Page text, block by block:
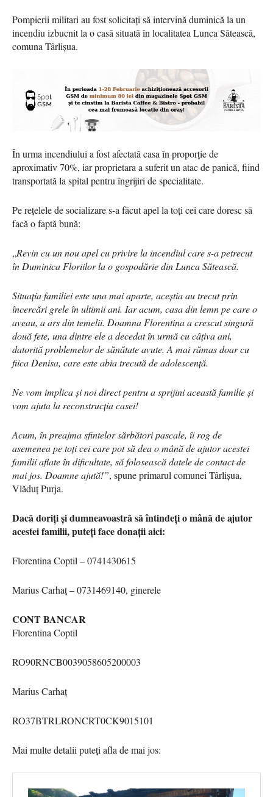
Pompierii militari au fost solicitați să intervină duminică la un
incendiu izbucnit la o casă situată în localitatea Lunca Sătească,
comuna Târlișua.
În urma incendiului a fost afectată casa în proporție de
aproximativ 70%, iar proprietara a suferit un atac de panică, fiind
transportată la spital pentru îngrijiri de specialitate.
Pe rețelele de socializare s-a făcut apel la toți cei care doresc să
facă o faptă bună:
„Revin cu un nou apel cu privire la incendiul care s-a petrecut
în Duminica Floriilor la o gospodărie din Lunca Sătească.
Situația familiei este una mai aparte, aceștia au trecut prin
încercări grele în ultimii ani. Iar acum, casa din lemn pe care o
aveau, a ars din temelii. Doamna Florentina a crescut singură
două fete, una dintre ele a decedat în urmă cu câțiva ani,
datorită problemelor de sănătate avute. A mai rămas doar cu
fiica Denisa, care este abia trecută de adolescență.
Ne vom implica și noi direct pentru a sprijini această familie și
vom ajuta la reconstrucția casei!
Acum, în preajma sfintelor sărbători pascale, îi rog de
asemenea pe toți cei care pot să dea o mână de ajutor acestei
familii aflate în dificultate, să folosească datele de contact de
mai jos. Doamne ajută!”, spune primarul comunei Târlișua,
Vlăduț Purja.
Dacă doriți și dumneavoastră să întindeți o mână de ajutor
acestei familii, puteți face donații aici:
Florentina Coptil – 0741430615
Marius Carhaț – 0731469140, ginerele
CONT BANCAR
Florentina Coptil
RO90RNCB0039058605200003
Marius Carhaț
RO37BTRLRONCRT0CK9015101
Mai multe detalii puteți afla de mai jos: